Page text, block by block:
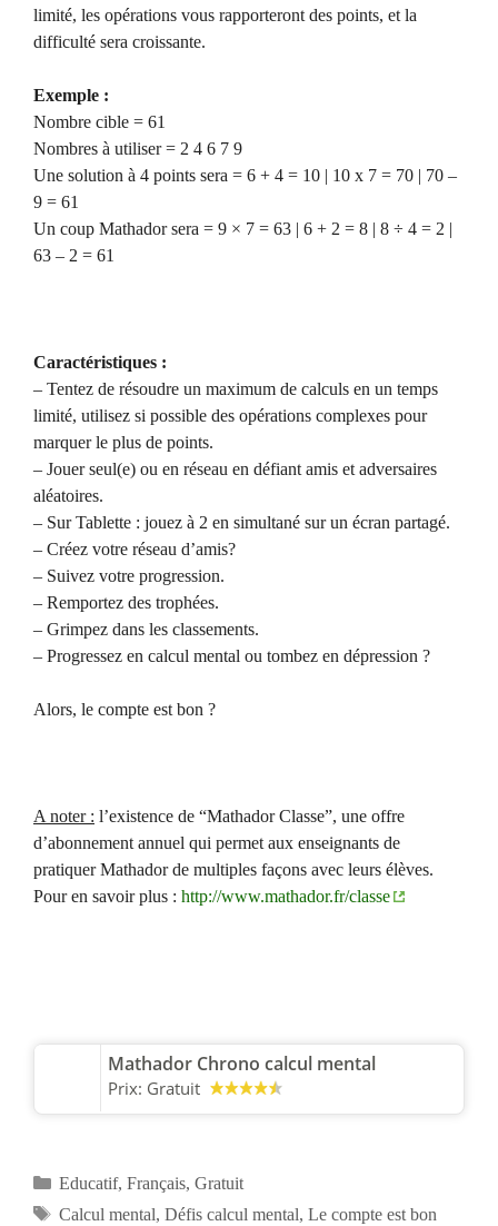
limité, les opérations vous rapporteront des points, et la
difficulté sera croissante.
Exemple :
Nombre cible = 61
Nombres à utiliser = 2 4 6 7 9
Une solution à 4 points sera = 6 + 4 = 10 | 10 x 7 = 70 | 70 –
9 = 61
Un coup Mathador sera = 9 × 7 = 63 | 6 + 2 = 8 | 8 ÷ 4 = 2 |
63 – 2 = 61
Caractéristiques :
– Tentez de résoudre un maximum de calculs en un temps
limité, utilisez si possible des opérations complexes pour
marquer le plus de points.
– Jouer seul(e) ou en réseau en défiant amis et adversaires
aléatoires.
– Sur Tablette : jouez à 2 en simultané sur un écran partagé.
– Créez votre réseau d’amis?
– Suivez votre progression.
– Remportez des trophées.
– Grimpez dans les classements.
– Progressez en calcul mental ou tombez en dépression ?
Alors, le compte est bon ?
A noter : l’existence de “Mathador Classe”, une offre
d’abonnement annuel qui permet aux enseignants de
pratiquer Mathador de multiples façons avec leurs élèves.
Pour en savoir plus : http://www.mathador.fr/classe
Mathador Chrono calcul mental
Prix: Gratuit
Catégories
Educatif, Français, Gratuit
Étiquettes
Calcul mental, Défis calcul mental, Le compte est bon